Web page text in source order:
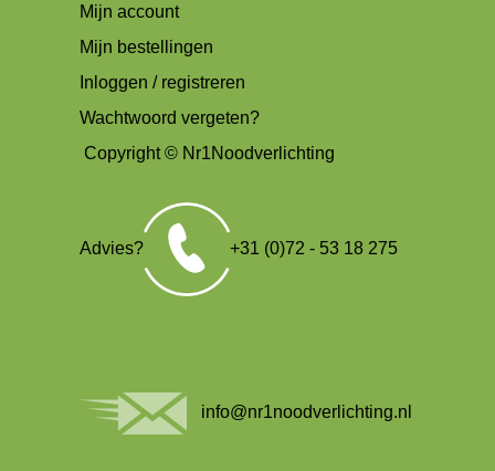
Mijn account
Mijn bestellingen
Inloggen / registreren
Wachtwoord vergeten?
Copyright © Nr1Noodverlichting
Advies? +31 (0)72 - 53 18 275
info@nr1noodverlichting.nl